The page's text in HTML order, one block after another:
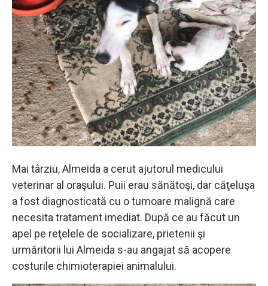
Mai târziu, Almeida a cerut ajutorul medicului
veterinar al oraşului. Puii erau sănătoşi, dar căţeluşa
a fost diagnosticată cu o tumoare malignă care
necesita tratament imediat. După ce au făcut un
apel pe reţelele de socializare, prietenii şi
urmăritorii lui Almeida s-au angajat să acopere
costurile chimioterapiei animalului.